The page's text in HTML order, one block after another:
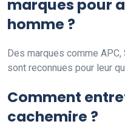
marques pour
homme ?
Des marques comme
sont reconnues pour leur
Comment
cachemire ?